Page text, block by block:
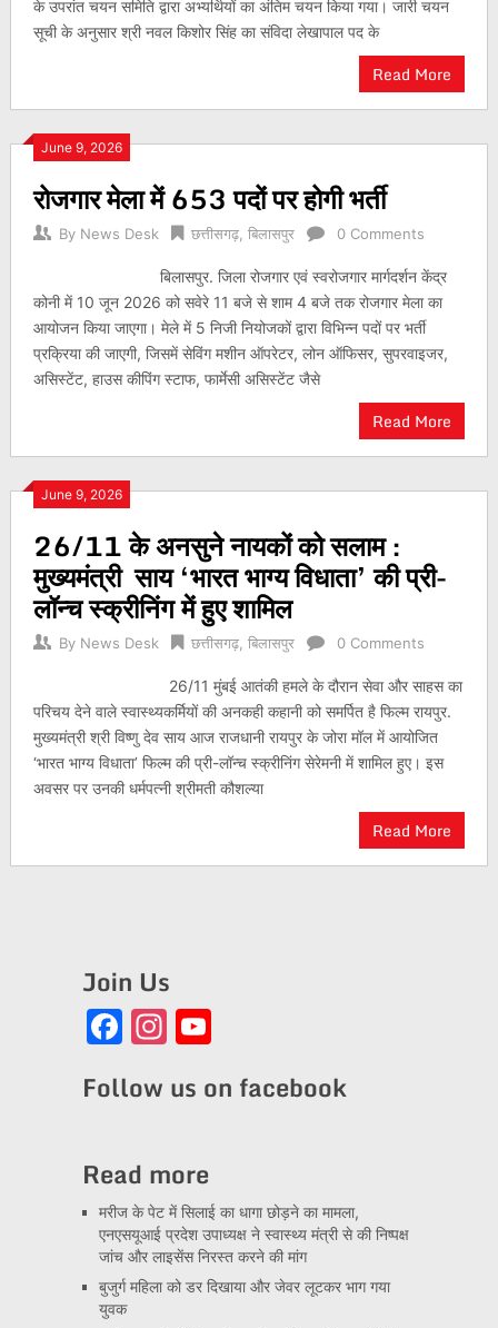
के उपरांत चयन समिति द्वारा अभ्यर्थियों का अंतिम चयन किया गया। जारी चयन
सूची के अनुसार श्री नवल किशोर सिंह का संविदा लेखापाल पद के
Read More
June 9, 2026
रोजगार मेला में 653 पदों पर होगी भर्ती
By News Desk छत्तीसगढ़, बिलासपुर 0 Comments
बिलासपुर. जिला रोजगार एवं स्वरोजगार मार्गदर्शन केंद्र
कोनी में 10 जून 2026 को सवेरे 11 बजे से शाम 4 बजे तक रोजगार मेला का
आयोजन किया जाएगा। मेले में 5 निजी नियोजकों द्वारा विभिन्न पदों पर भर्ती
प्रक्रिया की जाएगी, जिसमें सेविंग मशीन ऑपरेटर, लोन ऑफिसर, सुपरवाइजर,
असिस्टेंट, हाउस कीपिंग स्टाफ, फार्मेसी असिस्टेंट जैसे
Read More
June 9, 2026
26/11 के अनसुने नायकों को सलाम :
मुख्यमंत्री साय ‘भारत भाग्य विधाता’ की प्री-
लॉन्च स्क्रीनिंग में हुए शामिल
By News Desk छत्तीसगढ़, बिलासपुर 0 Comments
26/11 मुंबई आतंकी हमले के दौरान सेवा और साहस का
परिचय देने वाले स्वास्थ्यकर्मियों की अनकही कहानी को समर्पित है फिल्म रायपुर.
मुख्यमंत्री श्री विष्णु देव साय आज राजधानी रायपुर के जोरा मॉल में आयोजित
‘भारत भाग्य विधाता’ फिल्म की प्री-लॉन्च स्क्रीनिंग सेरेमनी में शामिल हुए। इस
अवसर पर उनकी धर्मपत्नी श्रीमती कौशल्या
Read More
Join Us
Facebook
Instagram
YouTube
Follow us on facebook
Read more
मरीज के पेट में सिलाई का धागा छोड़ने का मामला,
एनएसयूआई प्रदेश उपाध्यक्ष ने स्वास्थ्य मंत्री से की निष्पक्ष
जांच और लाइसेंस निरस्त करने की मांग
बुजुर्ग महिला को डर दिखाया और जेवर लूटकर भाग गया
युवक